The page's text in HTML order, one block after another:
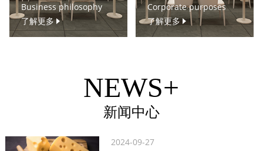
Business philosophy
了解更多
Corporate purposes
了解更多
NEWS+
新闻中心
2024-09-27